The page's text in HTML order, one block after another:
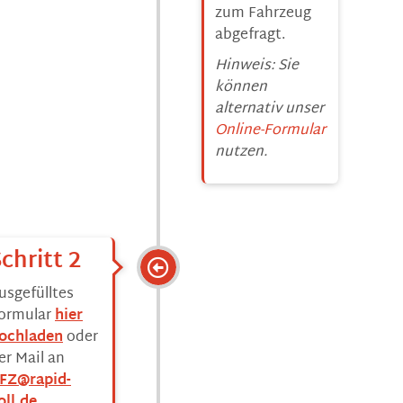
zum Fahrzeug
abgefragt.
Hinweis: Sie
können
alternativ unser
Online-Formular
nutzen.
2
hier
oder
Mail an